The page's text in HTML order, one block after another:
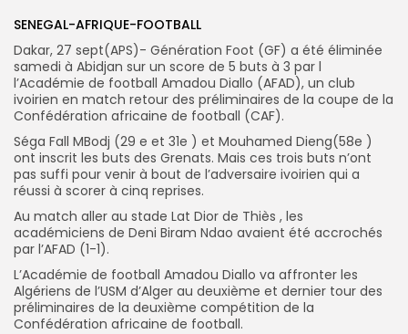
FR
SENEGAL-AFRIQUE-FOOTBALL
Dakar, 27 sept(APS)- Génération Foot (GF) a été éliminée
samedi à Abidjan sur un score de 5 buts à 3 par l
l’Académie de football Amadou Diallo (AFAD), un club
ivoirien en match retour des préliminaires de la coupe de la
Confédération africaine de football (CAF).
Séga Fall MBodj (29 e et 31e ) et Mouhamed Dieng(58e )
ont inscrit les buts des Grenats. Mais ces trois buts n’ont
pas suffi pour venir à bout de l’adversaire ivoirien qui a
réussi à scorer à cinq reprises.
Au match aller au stade Lat Dior de Thiès , les
académiciens de Deni Biram Ndao avaient été accrochés
par l’AFAD (1-1).
L’Académie de football Amadou Diallo va affronter les
Algériens de l’USM d’Alger au deuxième et dernier tour des
préliminaires de la deuxième compétition de la
Confédération africaine de football.